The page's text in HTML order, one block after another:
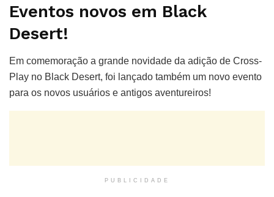
Eventos novos em Black
Desert!
Em comemoração a grande novidade da adição de Cross-
Play no Black Desert, foi lançado também um novo evento
para os novos usuários e antigos aventureiros!
PUBLICIDADE